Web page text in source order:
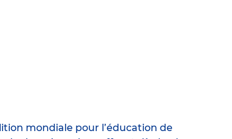
mondiale pour l’éducation de